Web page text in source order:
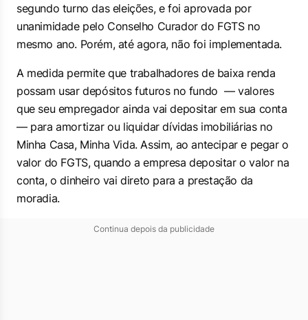
segundo turno das eleições, e foi aprovada por
unanimidade pelo Conselho Curador do FGTS no
mesmo ano. Porém, até agora, não foi implementada.
A medida permite que trabalhadores de baixa renda
possam usar depósitos futuros no fundo — valores
que seu empregador ainda vai depositar em sua conta
— para amortizar ou liquidar dívidas imobiliárias no
Minha Casa, Minha Vida. Assim, ao antecipar e pegar o
valor do FGTS, quando a empresa depositar o valor na
conta, o dinheiro vai direto para a prestação da
moradia.
Continua depois da publicidade